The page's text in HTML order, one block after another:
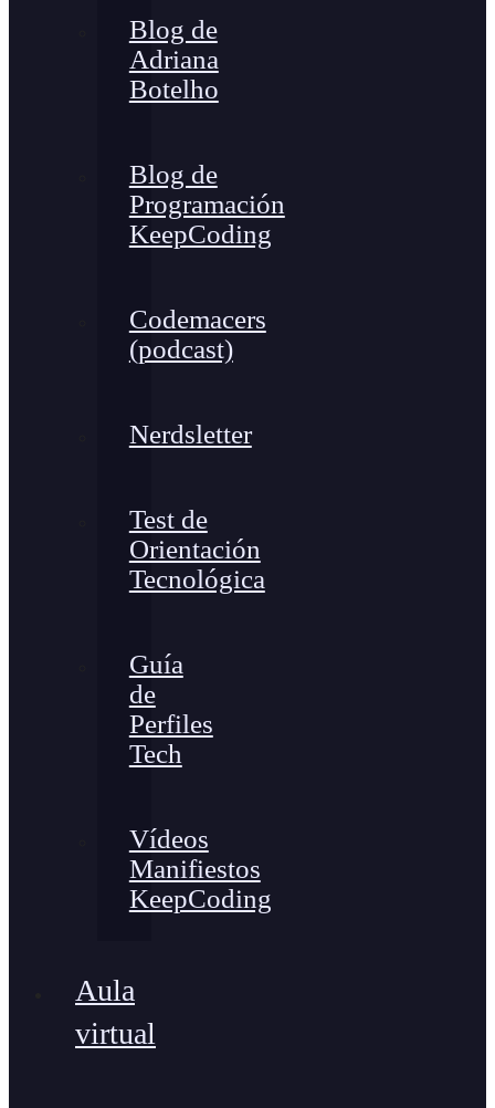
Blog de
Adriana
Botelho
Blog de
Programación
KeepCoding
Codemacers
(podcast)
Nerdsletter
Test de
Orientación
Tecnológica
Guía
de
Perfiles
Tech
Vídeos
Manifiestos
KeepCoding
Aula
virtual